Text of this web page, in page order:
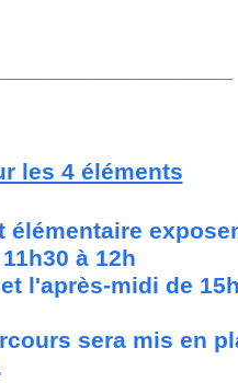
les 4 éléments
élémentaire
à 12h
l'après-midi de
sera mis en